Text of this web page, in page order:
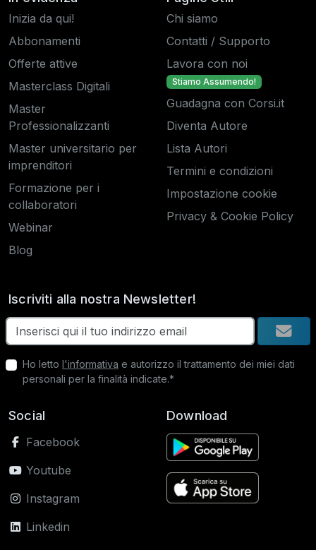
Inizia da qui!
Abbonamenti
Offerte attive
Masterclass Digitali
Master
Professionalizzanti
Master universitario per
imprenditori
Formazione per i
collaboratori
Webinar
Blog
Chi siamo
Contatti / Supporto
Lavora con noi
Stiamo Assumendo!
Guadagna con Corsi.it
Diventa Autore
Lista Autori
Termini e condizioni
Impostazione cookie
Privacy & Cookie Policy
Iscriviti alla nostra Newsletter!
Ho letto l'informativa e autorizzo il trattamento dei miei dati
personali per la finalità indicate.*
Social
Facebook
Youtube
Instagram
Linkedin
Download